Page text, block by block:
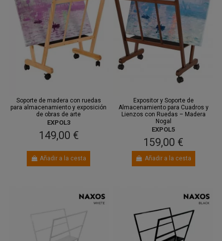
Soporte de madera con ruedas
para almacenamiento y exposición
de obras de arte
EXPOL3
149,00 €
Añadir a la cesta
Entre 11
Expositor y Soporte de
Almacenamiento para Cuadros y
Lienzos con Ruedas – Madera
Nogal
EXPOL5
159,00 €
Añadir a la cesta